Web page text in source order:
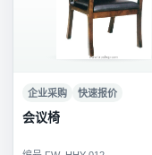
企业采购 快速报价
会议椅